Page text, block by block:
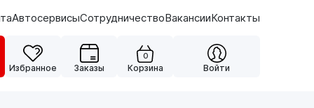
АвтосервисыСотрудничествоВакансииКонтакты
Избранное Заказы
0
Корзина Войти